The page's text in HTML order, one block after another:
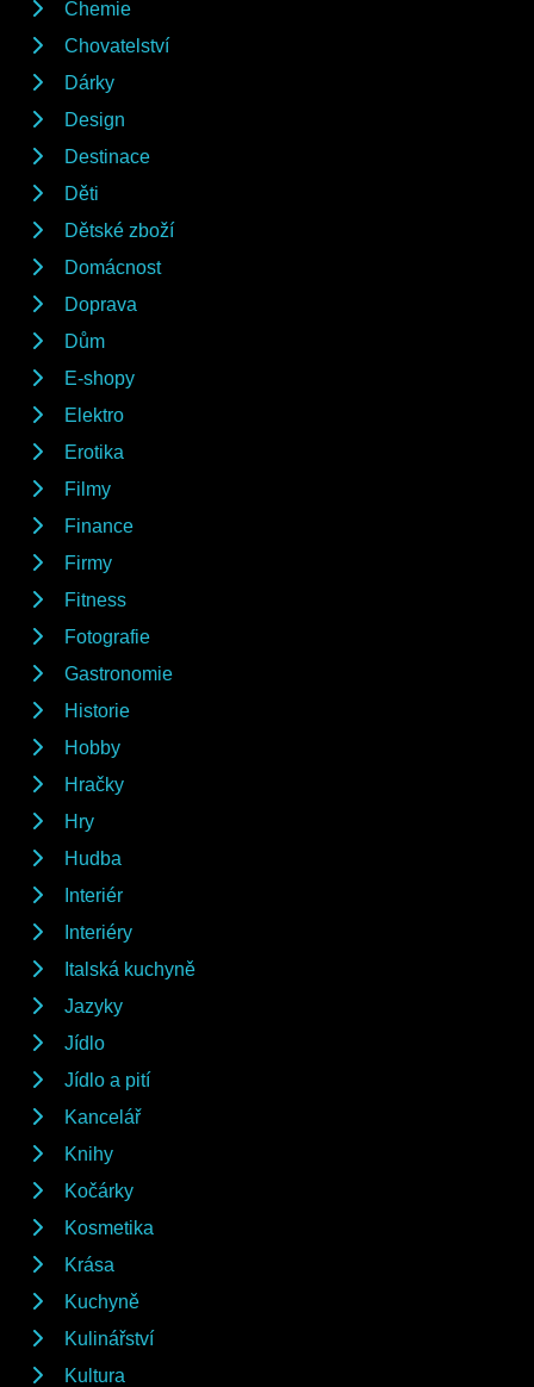
Chemie
Chovatelství
Dárky
Design
Destinace
Děti
Dětské zboží
Domácnost
Doprava
Dům
E-shopy
Elektro
Erotika
Filmy
Finance
Firmy
Fitness
Fotografie
Gastronomie
Historie
Hobby
Hračky
Hry
Hudba
Interiér
Interiéry
Italská kuchyně
Jazyky
Jídlo
Jídlo a pití
Kancelář
Knihy
Kočárky
Kosmetika
Krása
Kuchyně
Kulinářství
Kultura